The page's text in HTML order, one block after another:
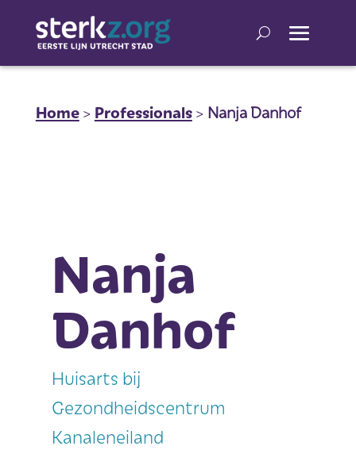
Home> Professionals> Nanja Danhof
Nanja
Danhof
Huisarts bij
Gezondheidscentrum
Kanaleneiland